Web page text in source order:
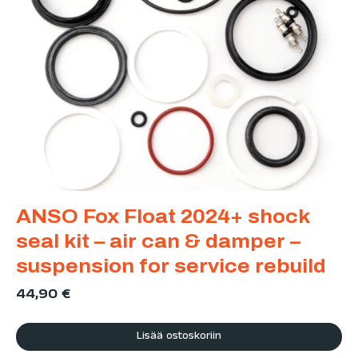
ANSO Fox Float 2024+ shock
seal kit – air can & damper –
suspension for service rebuild
44,90€
Lisää ostoskoriin